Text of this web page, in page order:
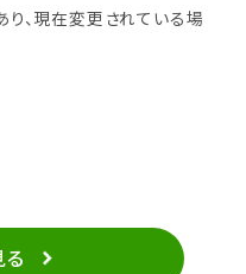
、現在変更されている場
る